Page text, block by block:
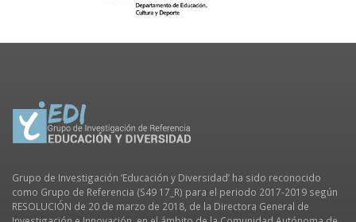
Grupo de Investigación ‘Educación y Diversidad’ ha sido reconocido
como Grupo de Referencia (S49 17_R) para el periodo 2017-2019 según
RESOLUCIÓN de 20 de marzo de 2018, de la Directora General de